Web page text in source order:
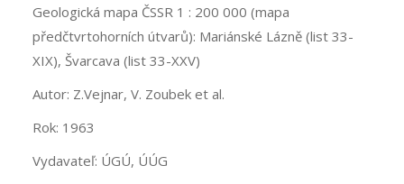
Geologická mapa ČSSR 1 : 200 000 (mapa
předčtvrtohorních útvarů): Mariánské Lázně (list 33-
XIX), Švarcava (list 33-XXV)
Autor: Z.Vejnar, V. Zoubek et al.
Rok: 1963
Vydavateľ: ÚGÚ, ÚÚG